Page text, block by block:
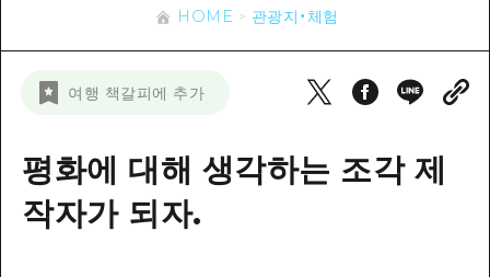
나이트 라이프
기준
역사/문화
미야지마(宮島) 주변
빠른 여행
당일치기
게이호쿠(芸北)
야마구치(山口)현 동부
시마네(島根)현
접근
히로시마 OMOTENASHI 패스
수하물 보관 및 배송 서비스
뉴스
HOME 관광지・체험
여행 책갈피에 추가
평화에 대해 생각하는 조각 제
작자가 되자.